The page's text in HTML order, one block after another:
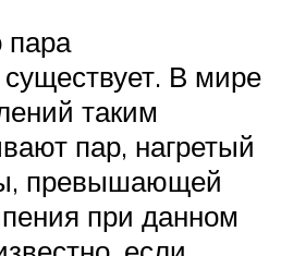
пара
В мире
таким
пар, нагретый
превышающей
при данном